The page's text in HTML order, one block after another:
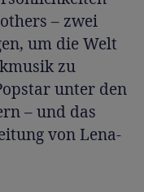
– zwei
um die Welt
zu
unter den
– und das
von Lena-